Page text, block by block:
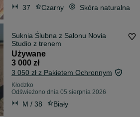
37 Czarny Skóra naturalna
Suknia Ślubna z Salonu Novia
Studio z trenem
Używane
3 000 zł
3 050 zł z Pakietem Ochronnym
Kłodzko
Odświeżono dnia 05 sierpnia 2026
M / 38 Biały